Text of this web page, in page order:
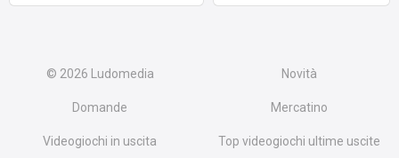
© 2026 Ludomedia Novità
Domande Mercatino
Videogiochi in uscita Top videogiochi ultime uscite